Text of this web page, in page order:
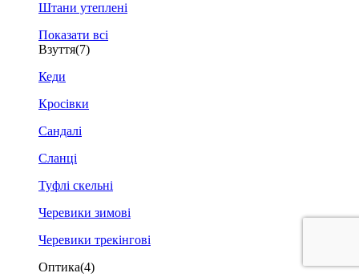
Штани утеплені
Показати всі
Взуття(7)
Кеди
Кросівки
Сандалі
Сланці
Туфлі скельні
Черевики зимові
Черевики трекінгові
Оптика(4)